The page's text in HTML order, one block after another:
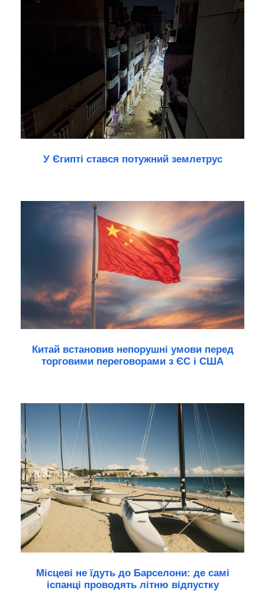
У Єгипті стався потужний землетрус
Китай встановив непорушні умови перед
торговими переговорами з ЄС і США
Місцеві не їдуть до Барселони: де самі
іспанці проводять літню відпустку